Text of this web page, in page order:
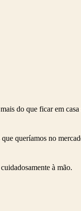
do que ficar em
queríamos no
à mão.